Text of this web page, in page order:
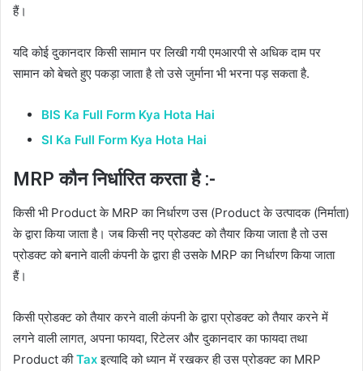
हैं।
यदि कोई दुकानदार किसी सामान पर लिखी गयी एमआरपी से अधिक दाम पर
सामान को बेचते हुए पकड़ा जाता है तो उसे जुर्माना भी भरना पड़ सकता है.
BIS Ka Full Form Kya Hota Hai
SI Ka Full Form Kya Hota Hai
MRP कौन निर्धारित करता है :-
किसी भी Product के MRP का निर्धारण उस (Product के उत्पादक (निर्माता)
के द्वारा किया जाता है।जब किसी नए प्रोडक्ट को तैयार किया जाता है तो उस
प्रोडक्ट को बनाने वाली कंपनी के द्वारा ही उसके MRP का निर्धारण किया जाता
हैं।
किसी प्रोडक्ट को तैयार करने वाली कंपनी के द्वारा प्रोडक्ट को तैयार करने में
लगने वाली लागत, अपना फायदा, रिटेलर और दुकानदार का फायदा तथा
Product कीTaxइत्यादि को ध्यान में रखकर ही उस प्रोडक्ट का MRP